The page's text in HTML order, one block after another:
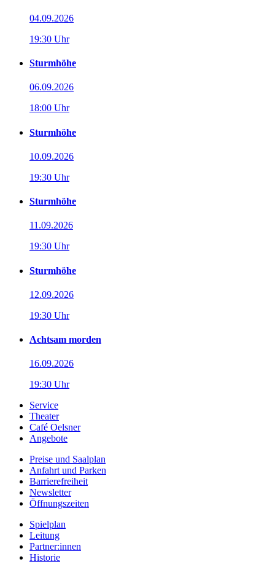
04.09.2026
19:30 Uhr
Sturmhöhe
06.09.2026
18:00 Uhr
Sturmhöhe
10.09.2026
19:30 Uhr
Sturmhöhe
11.09.2026
19:30 Uhr
Sturmhöhe
12.09.2026
19:30 Uhr
Achtsam morden
16.09.2026
19:30 Uhr
Service
Theater
Café Oelsner
Angebote
Preise und Saalplan
Anfahrt und Parken
Barrierefreiheit
Newsletter
Öffnungszeiten
Spielplan
Leitung
Partner:innen
Historie